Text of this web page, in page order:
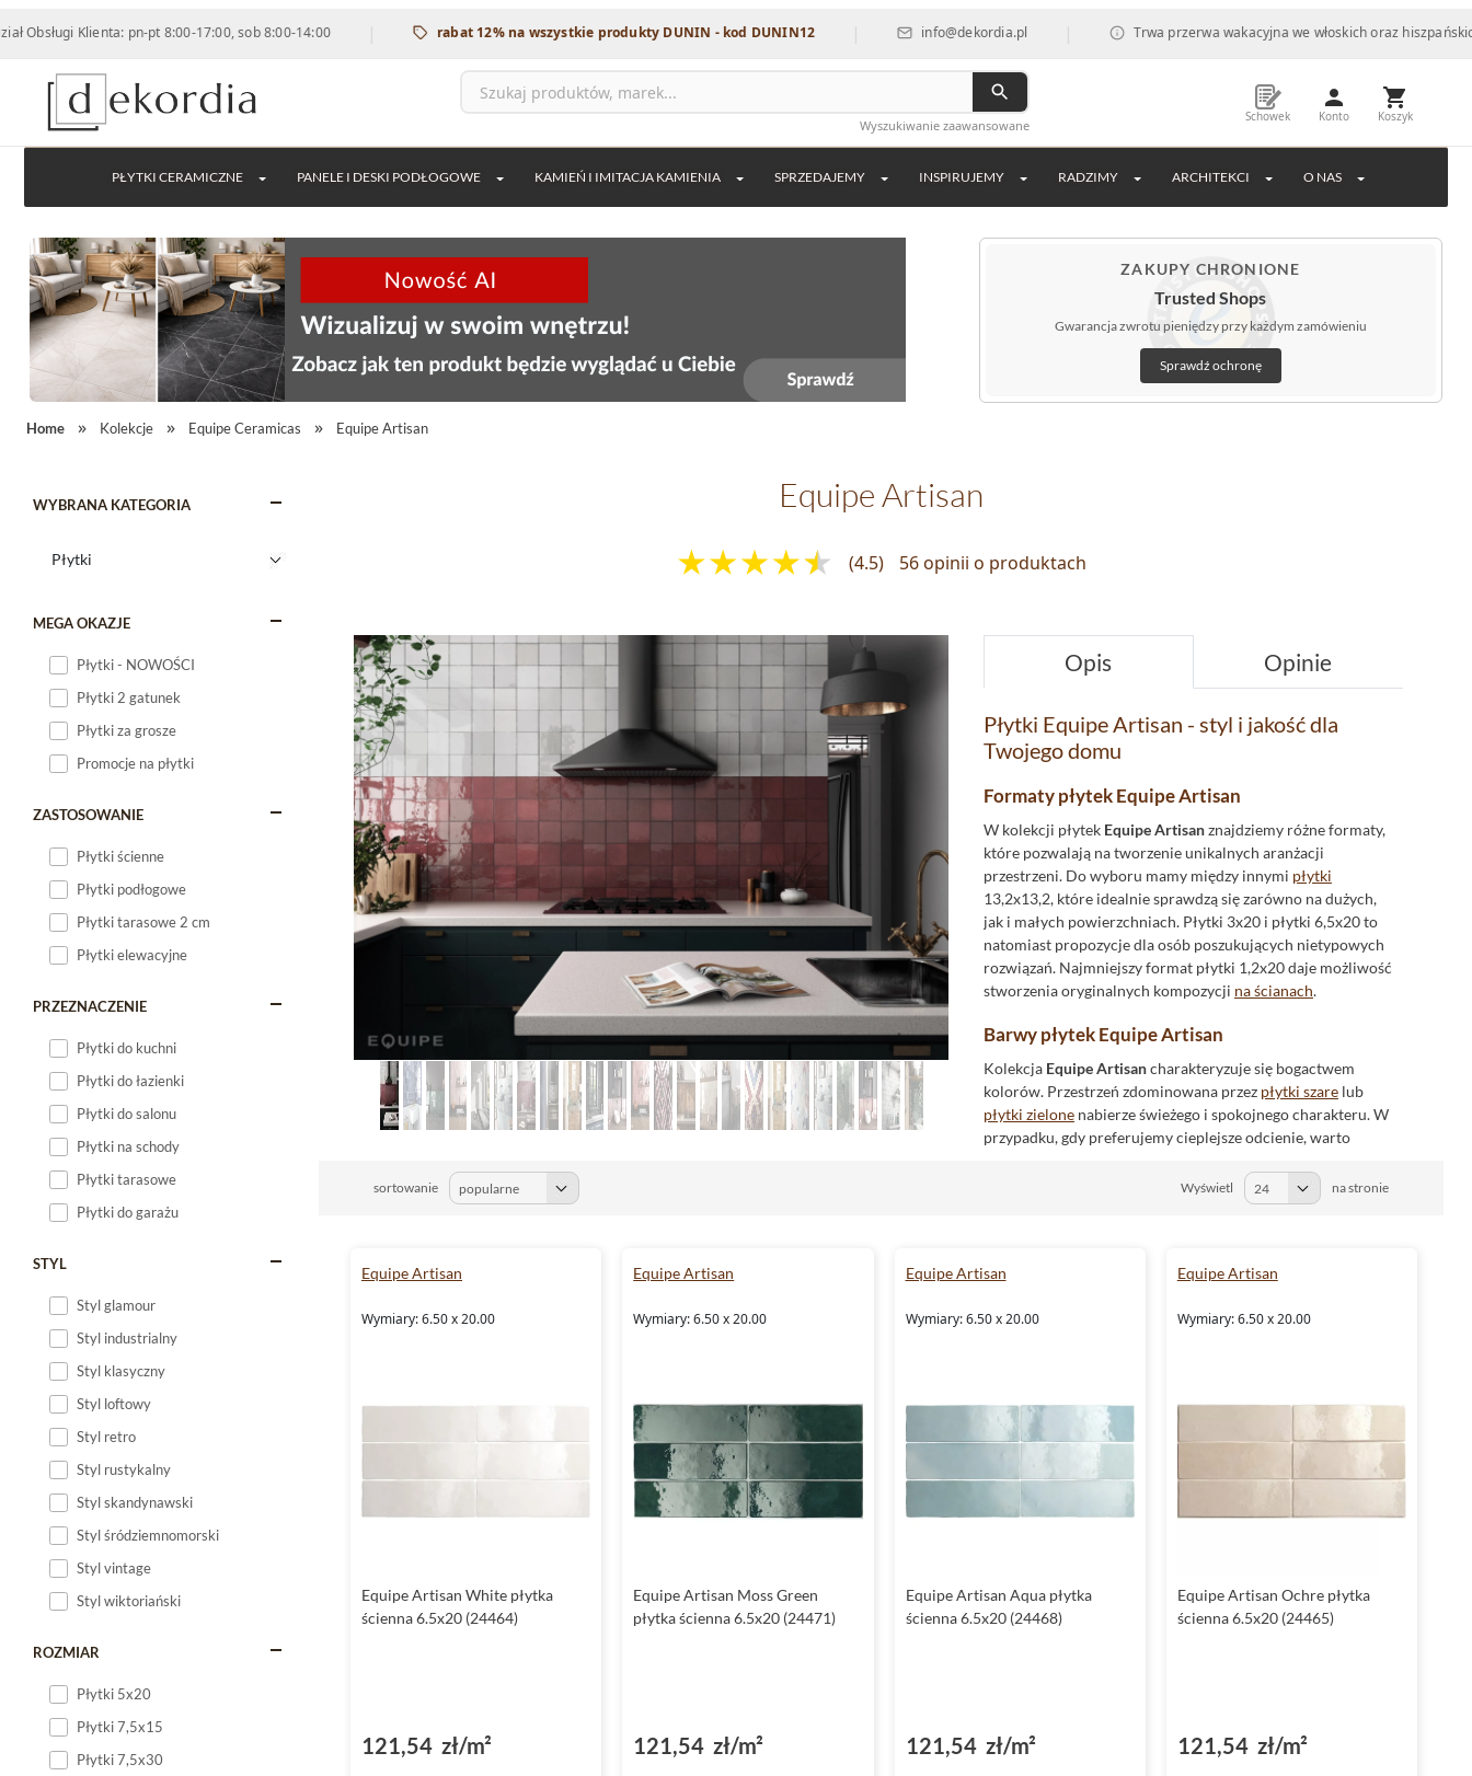
Klienta: pn-pt 8:00-17:00, sob 8:00-14:00 | rabat 12% na wszystkie produkty DUNIN - kod DUNIN12 | info@dekordia.pl | Trwa przerwa wakacyjna we włoskich oraz hiszpańskich
Wyszukiwanie zaawansowane
Schowek Konto Koszyk
PŁYTKI CERAMICZNE PANELE I DESKI PODŁOGOWE KAMIEŃ I IMITACJA KAMIENIA SPRZEDAJEMY INSPIRUJEMY RADZIMY ARCHITEKCI O NAS
ZAKUPY CHRONIONE
Trusted Shops
Gwarancja zwrotu pieniędzy przy każdym zamówieniu
Sprawdź ochronę
Home Kolekcje Equipe Ceramicas Equipe Artisan
WYBRANA KATEGORIA
MEGA OKAZJE
Płytki - NOWOŚCI
Płytki 2 gatunek
Płytki za grosze
Promocje na płytki
ZASTOSOWANIE
Płytki ścienne
Płytki podłogowe
Płytki tarasowe 2 cm
Płytki elewacyjne
PRZEZNACZENIE
Płytki do kuchni
Płytki do łazienki
Płytki do salonu
Płytki na schody
Płytki tarasowe
Płytki do garażu
STYL
Styl glamour
Styl industrialny
Styl klasyczny
Styl loftowy
Styl retro
Styl rustykalny
Styl skandynawski
Styl śródziemnomorski
Styl vintage
Styl wiktoriański
ROZMIAR
Płytki 5x20
Płytki 7,5x15
Płytki 7,5x30
Equipe Artisan
(4.5) 56 opinii o produktach
Opis Opinie
Płytki Equipe Artisan - styl i jakość dla
Twojego domu
Formaty płytek Equipe Artisan
W kolekcji płytek Equipe Artisanznajdziemy różne formaty,
które pozwalają na tworzenie unikalnych aranżacji
przestrzeni. Do wyboru mamy między innymi płytki
13,2x13,2, które idealnie sprawdzą się zarówno na dużych,
jak i małych powierzchniach. Płytki 3x20 i płytki 6,5x20 to
natomiast propozycje dla osób poszukujących nietypowych
rozwiązań. Najmniejszy format płytki 1,2x20 daje możliwość
stworzenia oryginalnych kompozycji na ścianach.
Barwy płytek Equipe Artisan
Kolekcja Equipe Artisancharakteryzuje się bogactwem
kolorów. Przestrzeń zdominowana przez płytki szare lub
płytki zielone nabierze świeżego i spokojnego charakteru. W
przypadku, gdy preferujemy cieplejsze odcienie, warto
Dla miłośników intensywnych barw, kolekcja zawiera
płytki czerwone. Nie zabrakło
Materiał i wykończenie płytek Equipe Artisan
który charakteryzuje się wysoką wytrzymałością i
antico dodaje im niepowtarzalnego charakteru.
takich jak london i profil, które pozwalają na tworzenie
Płytki Equipe Artisan - idealne do łazienki
Płytki łazienkowe
z kolekcji Equipe Artisan to doskonały
zwlekaj, już dziś zdecyduj się napłytki Equipe Artisan
przekonaj się, jak wspaniale mogą odmienić Twoje wnętrza.
sortowanie Wyświetl na stronie
Equipe Artisan
Wymiary: 6.50 x 20.00
Equipe Artisan White płytka
ścienna 6.5x20 (24464)
121,54 zł/m²
Equipe Artisan
Wymiary: 6.50 x 20.00
Equipe Artisan Moss Green
płytka ścienna 6.5x20 (24471)
121,54 zł/m²
Equipe Artisan
Wymiary: 6.50 x 20.00
Equipe Artisan Aqua płytka
ścienna 6.5x20 (24468)
121,54 zł/m²
Equipe Artisan
Wymiary: 6.50 x 20.00
Equipe Artisan Ochre płytka
ścienna 6.5x20 (24465)
121,54 zł/m²